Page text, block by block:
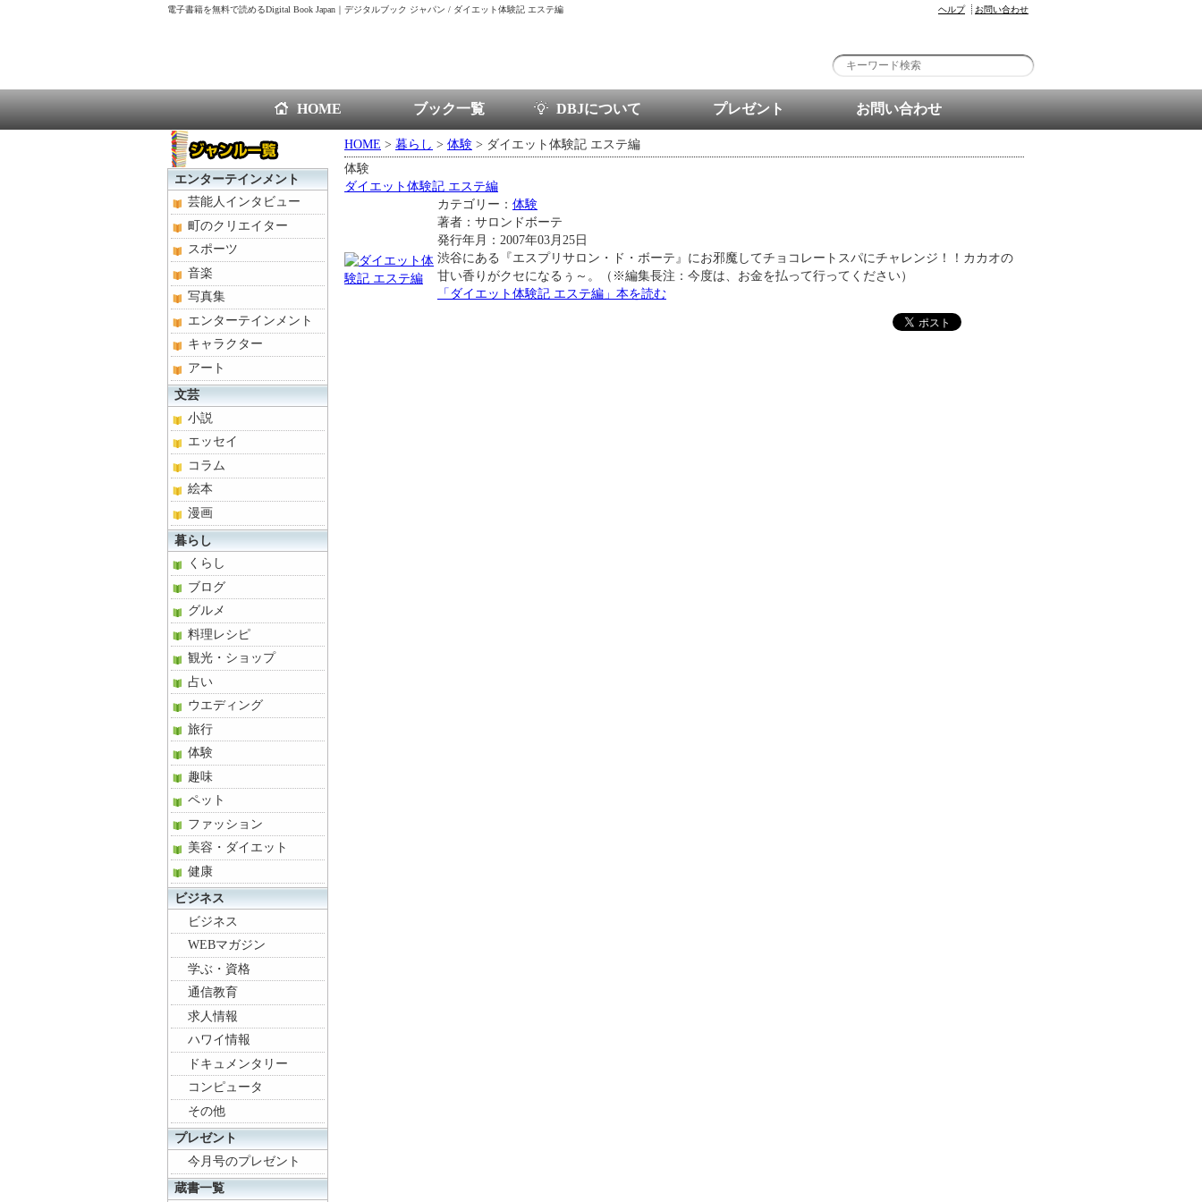
電子書籍を無料で読めるDigital Book Japan｜デジタルブック ジャパン / ダイエット体験記 エステ編 ヘルプ お問い合わせ
HOME ブック一覧 DBJについて プレゼント お問い合わせ
HOME > 暮らし > 体験 > ダイエット体験記 エステ編
体験
ダイエット体験記 エステ編
カテゴリー： 体験
著者：サロンドボーテ
発行年月：2007年03月25日
渋谷にある『エスプリサロン・ド・ボーテ』にお邪魔してチョコレートスパにチャレンジ！！カカオの
甘い香りがクセになるぅ～。（※編集長注：今度は、お金を払って行ってください）
「ダイエット体験記 エステ編」本を読む
エンターテインメント
芸能人インタビュー
町のクリエイター
スポーツ
音楽
写真集
エンターテインメント
キャラクター
アート
文芸
小説
エッセイ
コラム
絵本
漫画
暮らし
くらし
ブログ
グルメ
料理レシピ
観光・ショップ
占い
ウエディング
旅行
体験
趣味
ペット
ファッション
美容・ダイエット
健康
ビジネス
ビジネス
WEBマガジン
学ぶ・資格
通信教育
求人情報
ハワイ情報
ドキュメンタリー
コンピュータ
その他
プレゼント
今月号のプレゼント
蔵書一覧